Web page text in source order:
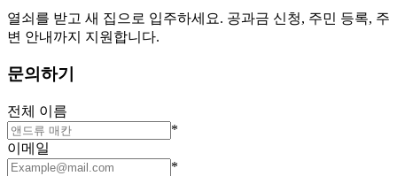
열쇠를 받고 새 집으로 입주하세요. 공과금 신청, 주민 등록, 주
변 안내까지 지원합니다.
문의하기
전체 이름
*
이메일
*